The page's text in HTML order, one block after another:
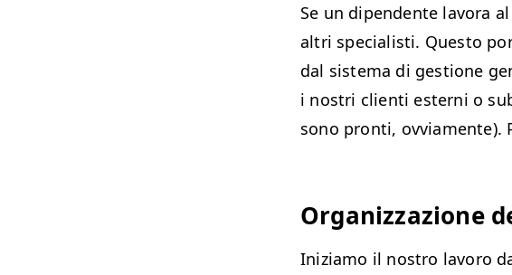
Se un dipen­dente lavo­ra
altri spe­cial­isti. Questo
dal sis­tema di ges­tione
i nos­tri cli­en­ti esterni o
sono pron­ti, ovvi­a­mente).
Orga­niz­zazione
Iniziamo il nos­tro lavoro